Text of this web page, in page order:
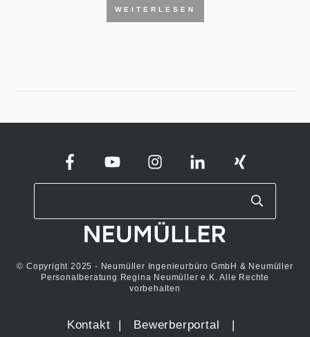
WEITERLESEN
© Copyright 2025 - Neumüller Ingenieurbüro GmbH & Neumüller
Personalberatung Regina Neumüller e.K. Alle Rechte
vorbehalten
Kontakt | Bewerberportal |